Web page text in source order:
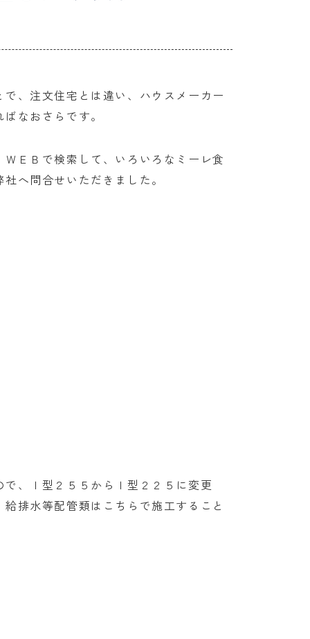
、注文住宅とは違い、ハウスメーカー
なおさらです。
ＥＢで検索して、いろいろなミーレ食
へ問合せいただきました。
、Ｉ型２５５からＩ型２２５に変更
排水等配管類はこちらで施工すること